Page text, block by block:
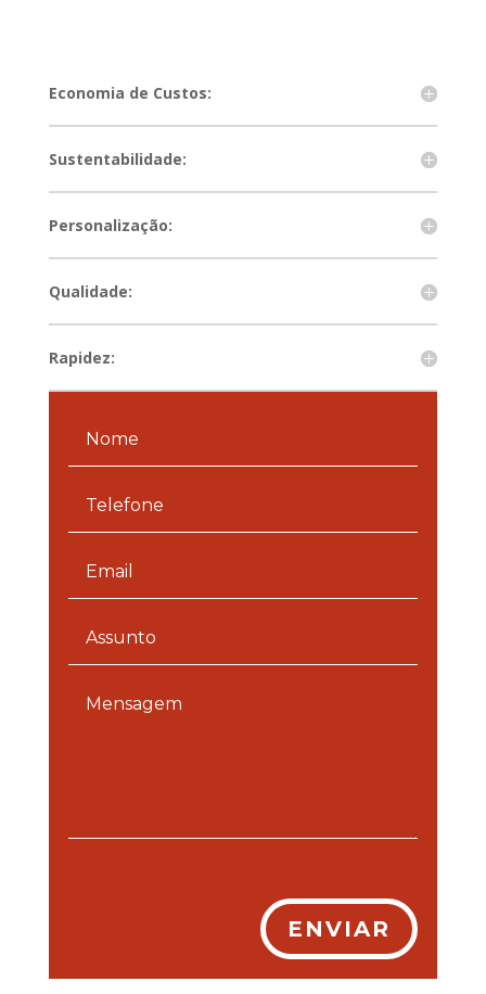
Economia de Custos:
Sustentabilidade:
Personalização:
Qualidade:
Rapidez:
ENVIAR